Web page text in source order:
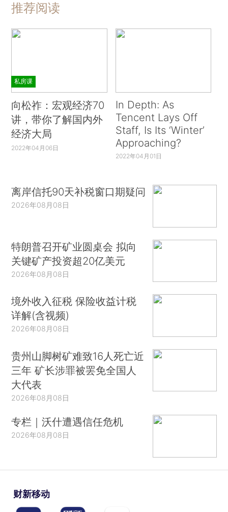
推荐阅读
私房课
向松祚：宏观经济70
讲，带你了解国内外
经济大局
2022年04月06日
In Depth: As
Tencent Lays Off
Staff, Is Its ‘Winter’
Approaching?
2022年04月01日
离岸信托90天补税窗口期疑问
2026年08月08日
特朗普召开矿业圆桌会 拟向
关键矿产投资超20亿美元
2026年08月08日
境外收入征税 保险收益计税
详解(含视频)
2026年08月08日
贵州山脚树矿难致16人死亡近
三年 矿长涉罪被罢免全国人
大代表
2026年08月08日
专栏｜沃什遭遇信任危机
2026年08月08日
财新移动